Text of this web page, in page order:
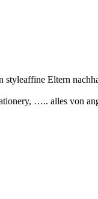
Eltern
….. alles von